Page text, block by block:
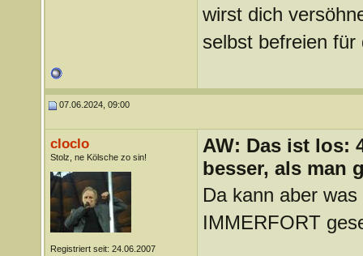
wirst dich
selbst befreien
07.06.2024, 09:00
cloclo
Stolz, ne Kölsche zo sin!
Registriert seit: 24.06.2007
AW: Das ist los:
besser, als man
Da kann aber
IMMERFORT